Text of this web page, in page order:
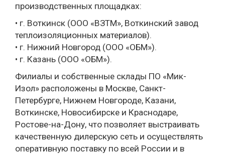
производственных площадках:
• г. Воткинск (ООО «ВЗТМ», Воткинский завод
теплоизоляционных материалов).
• г. Нижний Новгород (ООО «ОБМ»).
• г. Казань (ООО «ОБМ»).
Филиалы и собственные склады ПО «Мик-
Изол» расположены в Москве, Санкт-
Петербурге, Нижнем Новгороде, Казани,
Воткинске, Новосибирске и Краснодаре,
Ростове-на-Дону, что позволяет выстраивать
качественную дилерскую сеть и осуществлять
оперативную поставку по всей России и в